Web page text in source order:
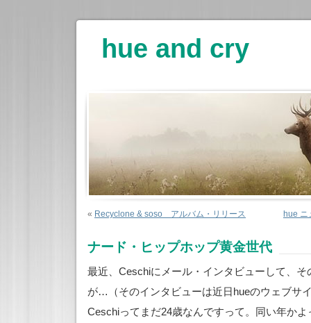
hue and cry
« Recyclone & soso アルバム・リリース hue
ナード・ヒップホップ黄金世代
最近、Ceschiにメール・インタビューして、
が…（そのインタビューは近日hueのウェブサ
Ceschiってまだ24歳なんですって。同い年か